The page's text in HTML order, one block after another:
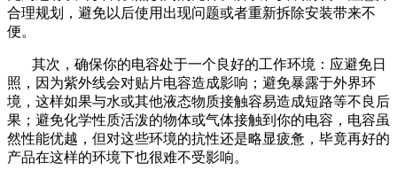
合理规划，避免以后使用出现问题或者重新拆除安装带来不
便。
其次，确保你的电容处于一个良好的工作环境：应避免日
照，因为紫外线会对贴片电容造成影响；避免暴露于外界环
境，这样如果与水或其他液态物质接触容易造成短路等不良后
果；避免化学性质活泼的物体或气体接触到你的电容，电容虽
然性能优越，但对这些环境的抗性还是略显疲惫，毕竟再好的
产品在这样的环境下也很难不受影响。